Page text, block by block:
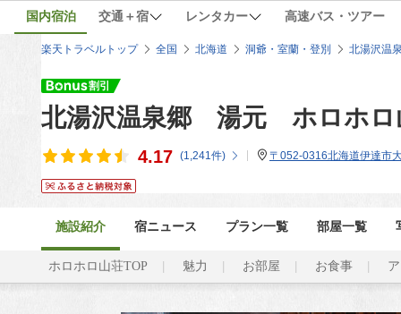
国内宿泊 交通＋宿 レンタカー 高速バス・ツアー
楽天トラベルトップ 全国 北海道 洞爺・室蘭・登別 北湯沢温
北湯沢温泉郷 湯元 ホロホロ
4.17 (1,241件) 〒052-0316北海道伊達市
施設紹介 宿ニュース プラン一覧 部屋一覧
ホロホロ山荘TOP 魅力 お部屋 お食事